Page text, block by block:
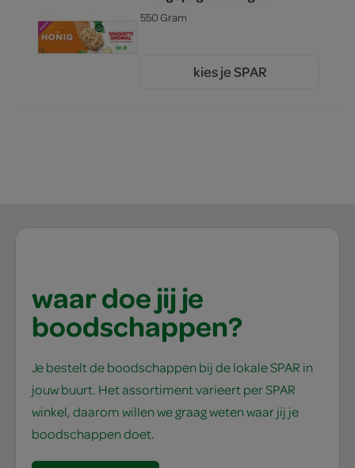
550 Gram
kies je SPAR
waar doe jij je
boodschappen?
Je bestelt de boodschappen bij de lokale SPAR in
jouw buurt. Het assortiment varieert per SPAR
winkel, daarom willen we graag weten waar jij je
boodschappen doet.